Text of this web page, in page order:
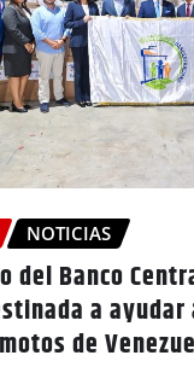
NOTICIAS
del Banco
a
de